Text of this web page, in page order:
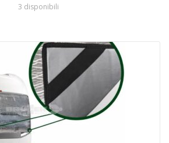
prezzo
originale
3 disponibili